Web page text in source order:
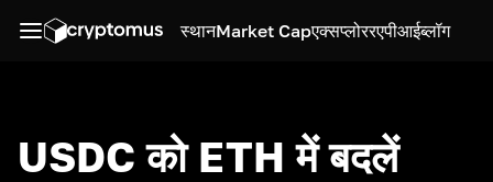
स्थानMarket Capएक्सप्लोररएपीआईब्लॉग
USDC को ETH में बदलें